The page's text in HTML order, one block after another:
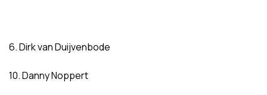
6. Dirk van Duijvenbode
10. Danny Noppert